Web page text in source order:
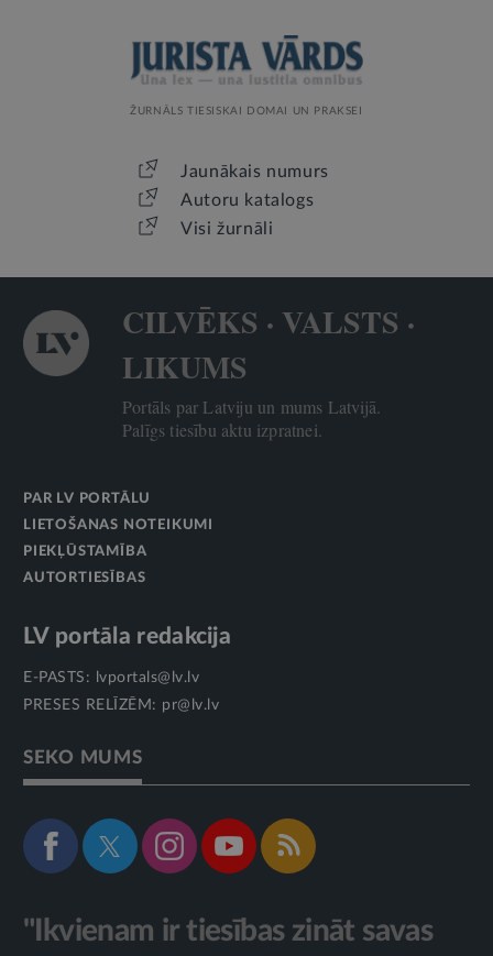
ŽURNĀLS TIESISKAI DOMAI UN PRAKSEI
Jaunākais numurs
Autoru katalogs
Visi žurnāli
CILVĒKS · VALSTS ·
LIKUMS
Portāls par Latviju un mums Latvijā.
Palīgs tiesību aktu izpratnei.
PAR LV PORTĀLU
LIETOŠANAS NOTEIKUMI
PIEKĻŪSTAMĪBA
AUTORTIESĪBAS
LV portāla redakcija
E-PASTS:
lvportals@lv.lv
PRESES RELĪZĒM: pr@lv.lv
SEKO MUMS
"Ikvienam ir tiesības zināt savas